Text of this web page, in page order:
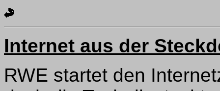
Internet aus der
RWE startet den